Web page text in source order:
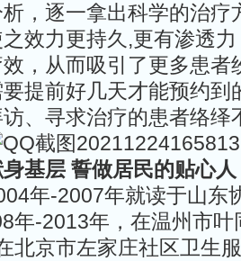
，逐一拿出科学的治疗
效力更持久,更有渗透
，从而吸引了更多患者
提前好几天才能预约到
、寻求治疗的患者络绎
基层 誓做居民的贴心人
年-2007年就读于山东
年-2013年，在温州市叶
北京市左家庄社区卫生